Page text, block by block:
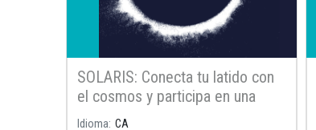
SOLARIS: Conecta tu latido con
el cosmos y participa en una
investigación única
Idioma CA